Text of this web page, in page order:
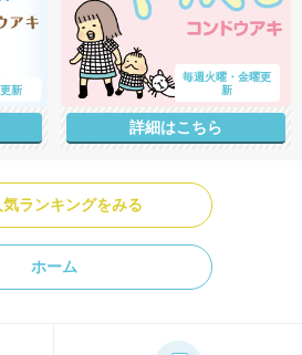
新
毎週火曜・金曜更
新
詳細はこちら
気ランキングをみる
ホーム